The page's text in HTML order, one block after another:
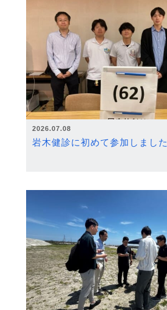
2026.07.08
岩木健診に初めて参加しました